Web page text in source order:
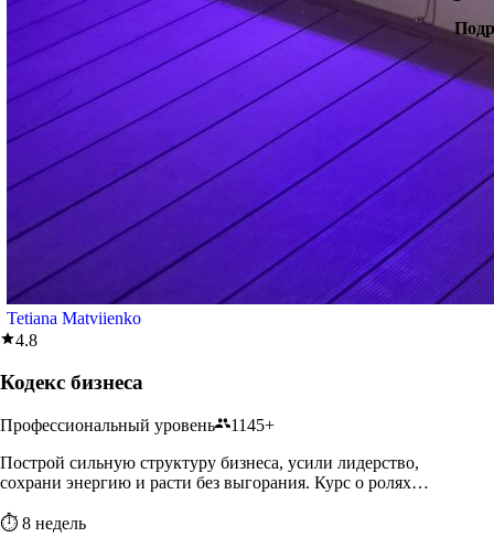
Tetiana Matviienko
4.8
Кодекс бизнеса
Профессиональный уровень
1145+
Построй сильную структуру бизнеса, усили лидерство,
сохрани энергию и расти без выгорания. Курс о ролях,
предпринимателя.
⏱ 8 недель